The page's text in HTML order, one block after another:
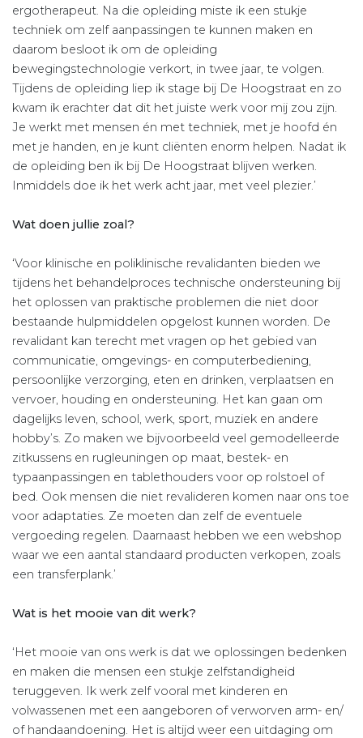
ergotherapeut. Na die opleiding miste ik een stukje
techniek om zelf aanpassingen te kunnen maken en
daarom besloot ik om de opleiding
bewegingstechnologie verkort, in twee jaar, te volgen.
Tijdens de opleiding liep ik stage bij De Hoogstraat en zo
kwam ik erachter dat dit het juiste werk voor mij zou zijn.
Je werkt met mensen én met techniek, met je hoofd én
met je handen, en je kunt cliënten enorm helpen. Nadat ik
de opleiding ben ik bij De Hoogstraat blijven werken.
Inmiddels doe ik het werk acht jaar, met veel plezier.’
Wat doen jullie zoal?
‘Voor klinische en poliklinische revalidanten bieden we
tijdens het behandelproces technische ondersteuning bij
het oplossen van praktische problemen die niet door
bestaande hulpmiddelen opgelost kunnen worden. De
revalidant kan terecht met vragen op het gebied van
communicatie, omgevings- en computerbediening,
persoonlijke verzorging, eten en drinken, verplaatsen en
vervoer, houding en ondersteuning. Het kan gaan om
dagelijks leven, school, werk, sport, muziek en andere
hobby’s. Zo maken we bijvoorbeeld veel gemodelleerde
zitkussens en rugleuningen op maat, bestek- en
typaanpassingen en tablethouders voor op rolstoel of
bed. Ook mensen die niet revalideren komen naar ons toe
voor adaptaties. Ze moeten dan zelf de eventuele
vergoeding regelen. Daarnaast hebben we een webshop
waar we een aantal standaard producten verkopen, zoals
een transferplank.’
Wat is het mooie van dit werk?
‘Het mooie van ons werk is dat we oplossingen bedenken
en maken die mensen een stukje zelfstandigheid
teruggeven. Ik werk zelf vooral met kinderen en
volwassenen met een aangeboren of verworven arm- en/
of handaandoening. Het is altijd weer een uitdaging om